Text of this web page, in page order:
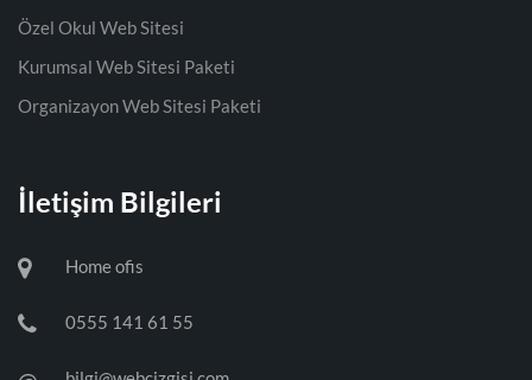
Özel Okul Web Sitesi
Kurumsal Web Sitesi Paketi
Organizayon Web Sitesi Paketi
İletişim Bilgileri
Home ofis
0555 141 61 55